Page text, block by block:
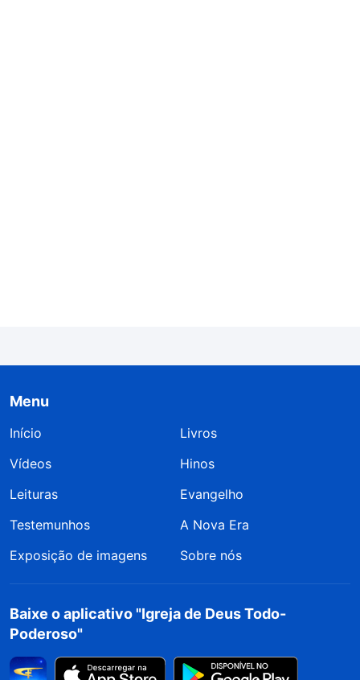
Menu
Início
Livros
Vídeos
Hinos
Leituras
Evangelho
Testemunhos
A Nova Era
Exposição de imagens
Sobre nós
Baixe o aplicativo "Igreja de Deus Todo-
Poderoso"